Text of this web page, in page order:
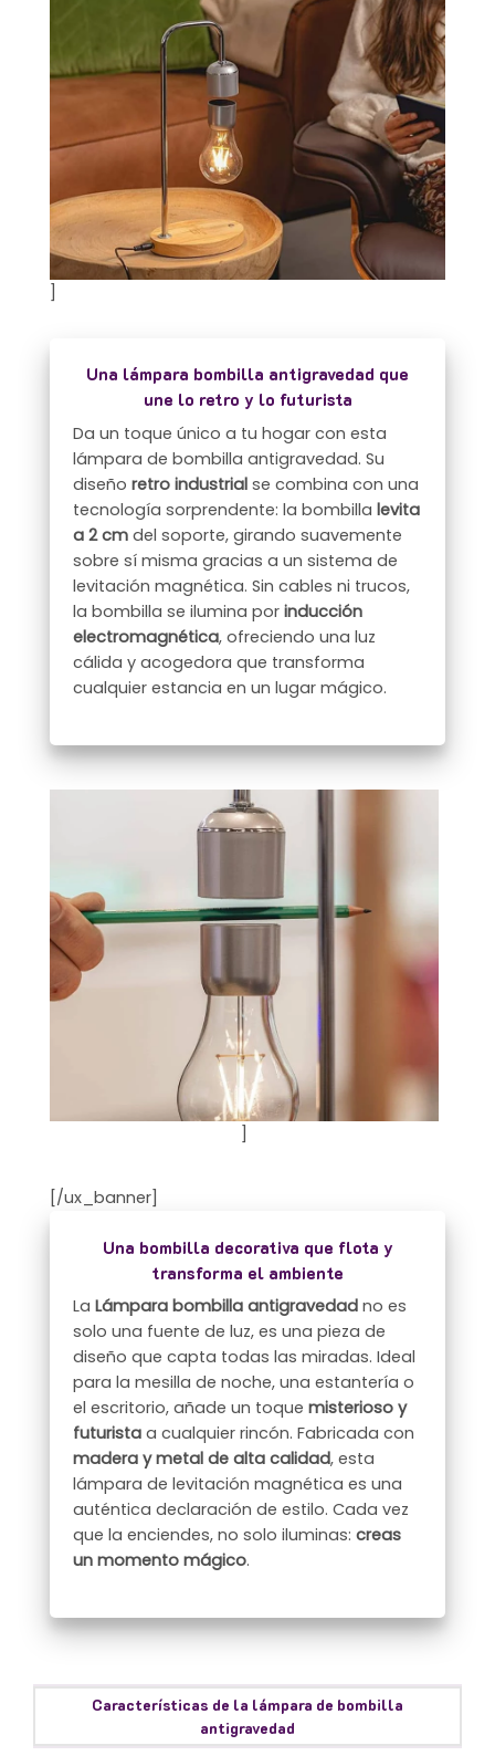
Una lámpara bombilla antigravedad que
une lo retro y lo futurista
Da un toque único a tu hogar con esta
lámpara de bombilla antigravedad. Su
diseñoretro industrial se combina con una
tecnología sorprendente: la bombillalevita
a 2 cm del soporte, girando suavemente
sobre sí misma gracias a un sistema de
levitación magnética. Sin cables ni trucos,
la bombilla se ilumina porinducción
electromagnética, ofreciendo una luz
cálida y acogedora que transforma
cualquier estancia en un lugar mágico.
[/ux_banner]
Una bombilla decorativa que flota y
transforma el ambiente
LaLámpara bombilla antigravedad no es
solo una fuente de luz, es una pieza de
diseño que capta todas las miradas. Ideal
para la mesilla de noche, una estantería o
el escritorio, añade un toquemisterioso y
futurista a cualquier rincón. Fabricada con
madera y metal de alta calidad, esta
lámpara de levitación magnética es una
auténtica declaración de estilo. Cada vez
que la enciendes, no solo iluminas:creas
un momento mágico.
Características de la lámpara de bombilla
antigravedad